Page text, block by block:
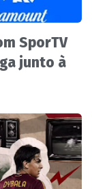
SporTV
junto à